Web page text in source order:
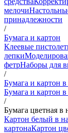
мелочи
принадлежности
/
Бумага и картон
Клеевые
лепки
фетрНаборы для
/
Бумага и картон
Бумага и картон
/
Бумага цветная в
Картон белый в
картонаКартон